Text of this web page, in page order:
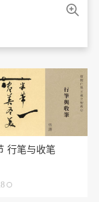

行笔与收笔